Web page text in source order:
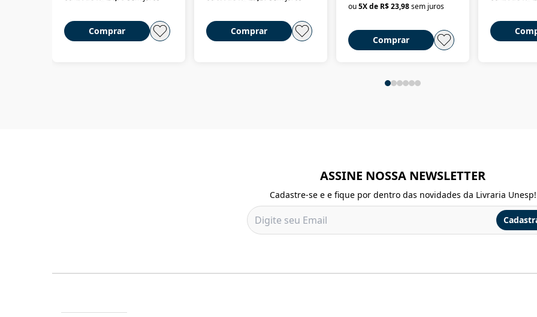
Comprar Comprar
ou5X de R$ 23,98sem juros
Comprar
ASSINE NOSSA NEWSLETTER
Cadastre-se e e fique por dentro das novidades da Livraria Unesp!